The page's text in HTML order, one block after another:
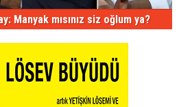
Manyak mısınız siz oğlum ya?